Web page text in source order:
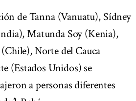
de Tanna (Vanuatu), Sídney
Matunda Soy (Kenia),
Norte del Cauca
(Estados Unidos) se
a personas diferentes